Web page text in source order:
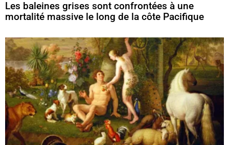
Les baleines grises sont confrontées à une
mortalité massive le long de la côte Pacifique